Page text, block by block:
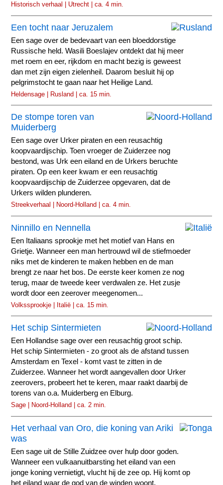
Historisch verhaal | Utrecht | ca. 4 min.
Een tocht naar Jeruzalem
Een sage over de bedevaart van een bloeddorstige
Russische held. Wasili Boeslajev ontdekt dat hij meer
met roem en eer, rijkdom en macht bezig is geweest
dan met zijn eigen zielenheil. Daarom besluit hij op
pelgrimstocht te gaan naar het Heilige Land.
Heldensage | Rusland | ca. 15 min.
De stompe toren van
Muiderberg
Een sage over Urker piraten en een reusachtig
koopvaardijschip. Toen vroeger de Zuiderzee nog
bestond, was Urk een eiland en de Urkers beruchte
piraten. Op een keer kwam er een reusachtig
koopvaardijschip de Zuiderzee opgevaren, dat de
Urkers wilden plunderen.
Streekverhaal | Noord-Holland | ca. 4 min.
Ninnillo en Nennella
Een Italiaans sprookje met het motief van Hans en
Grietje. Wanneer een man hertrouwd wil de stiefmoeder
niks met de kinderen te maken hebben en de man
brengt ze naar het bos. De eerste keer komen ze nog
terug, maar de tweede keer verdwalen ze. Het zusje
wordt door een zeerover meegenomen...
Volkssprookje | Italië | ca. 15 min.
Het schip Sintermieten
Een Hollandse sage over een reusachtig groot schip.
Het schip Sintermieten - zo groot als de afstand tussen
Amsterdam en Texel - komt vast te zitten in de
Zuiderzee. Wanneer het wordt aangevallen door Urker
zeerovers, probeert het te keren, maar raakt daarbij de
torens van o.a. Muiderberg en Elburg.
Sage | Noord-Holland | ca. 2 min.
Het verhaal van Oro, die koning van Ariki
was
Een sage uit de Stille Zuidzee over hulp door goden.
Wanneer een vulkaanuitbarsting het eiland van een
jonge koning vernietigt, vlucht hij de zee op. Hij komt op
het eiland waar de god van de winden woont.